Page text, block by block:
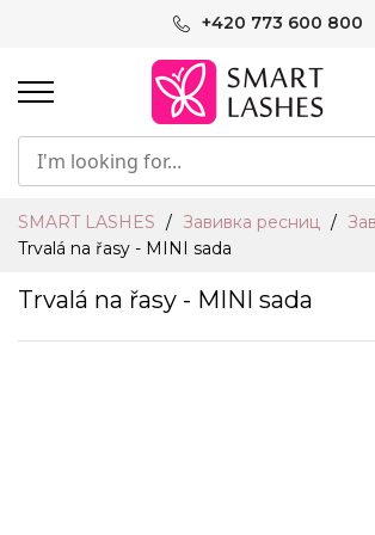
+420 773 600 800
SMART LASHES Завивка ресниц
Trvalá na řasy - MINI sada
Trvalá na řasy - MINI sada